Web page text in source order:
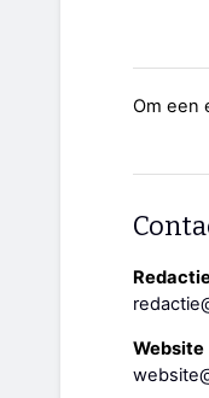
Om een
Website